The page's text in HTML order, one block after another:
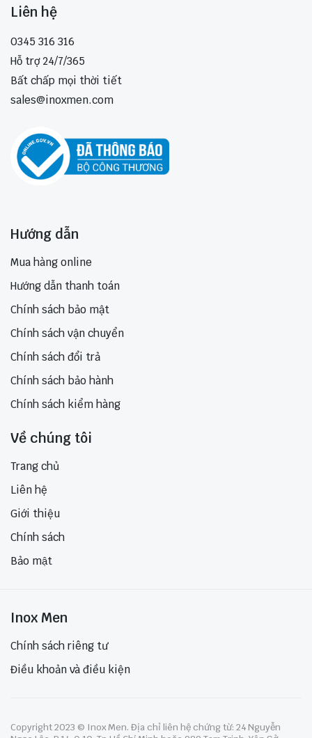
Liên hệ
0345 316 316
Hỗ trợ 24/7/365
Bất chấp mọi thời tiết
sales@inoxmen.com
Hướng dẫn
Mua hàng online
Hướng dẫn thanh toán
Chính sách bảo mật
Chính sách vận chuyển
Chính sách đổi trả
Chính sách bảo hành
Chính sách kiểm hàng
Về chúng tôi
Trang chủ
Liên hệ
Giới thiệu
Chính sách
Bảo mật
Inox Men
Chính sách riêng tư
Điều khoản và điều kiện
Copyright 2023 © Inox Men. Địa chỉ liên hệ chứng từ: 24 Nguyễn